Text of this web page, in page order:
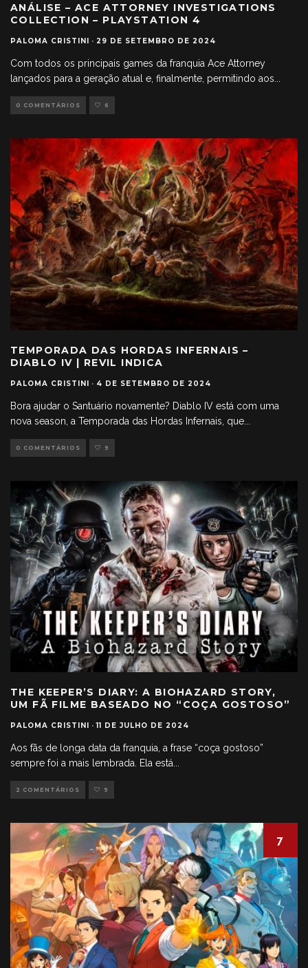
ANÁLISE – ACE ATTORNEY INVESTIGATIONS
COLLECTION – PLAYSTATION 4
PALOMA CRISTINI · 29 DE SETEMBRO DE 2024
Com todos os principais games da franquia Ace Attorney
lançados para a geração atual e, finalmente, permitindo aos
0 COMENTÁRIOS 6
TEMPORADA DAS HORDAS INFERNAIS –
DIABLO IV | REVIL INDICA
PALOMA CRISTINI · 4 DE SETEMBRO DE 2024
Bora ajudar o Santuário novamente? Diablo IV está com uma
nova season, a Temporada das Hordas Infernais, que
0 COMENTÁRIOS 9
THE KEEPER’S DIARY: A BIOHAZARD STORY,
UM FÃ FILME BASEADO NO “COÇA GOSTOSO”
PALOMA CRISTINI · 11 DE JULHO DE 2024
Aos fãs de longa data da franquia, a frase “coça gostoso”
sempre foi a mais lembrada. Ela está...
2 COMENTÁRIOS 9
7